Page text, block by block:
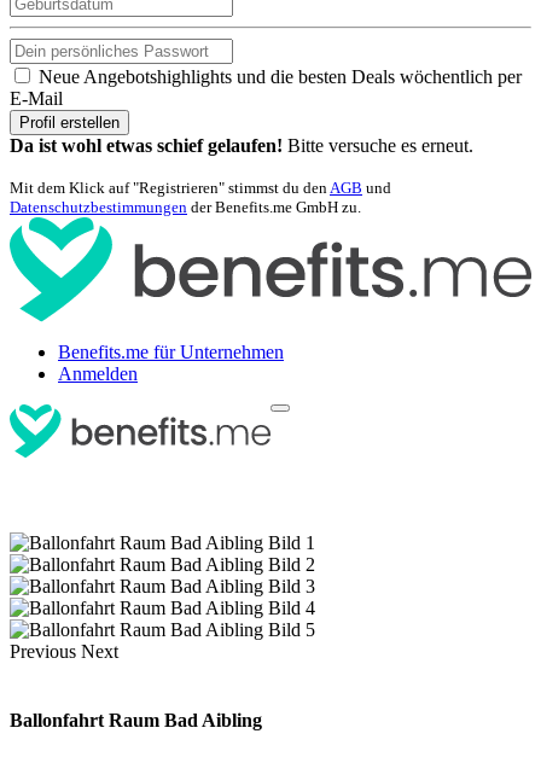
Neue Angebotshighlights und die besten Deals wöchentlich per
E-Mail
Profil erstellen
Da ist wohl etwas schief gelaufen! Bitte versuche es erneut.
Mit dem Klick auf "Registrieren" stimmst du denAGB und
Datenschutzbestimmungen der Benefits.me GmbH zu.
Benefits.me für Unternehmen
Anmelden
Previous Next
Ballonfahrt Raum Bad Aibling